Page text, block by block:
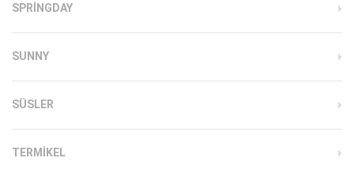
SPRINGDAY
SUNNY
SÜSLER
TERMIKEL